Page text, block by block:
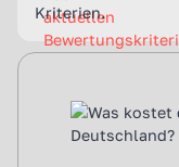
Kriterien.